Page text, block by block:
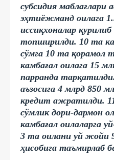
субсидия маблағлари
эҳтиёжманд оилага
иссиқхоналар
топширилди. 10 та
сўмга 10 та қорамол
камбағал оилага 15
парранда
аъзосига 4 млрд 850
кредит ажратилди.
сўмлик дори-дармон
камбағал оилаларга
3 та оилани уй жойи
ҳисобига таъмирлаб